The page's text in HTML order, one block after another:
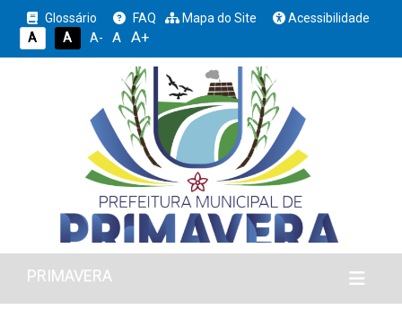
Glossário FAQ Mapa do Site
Acessibilidade
A
A A- A A+
PRIMAVERA